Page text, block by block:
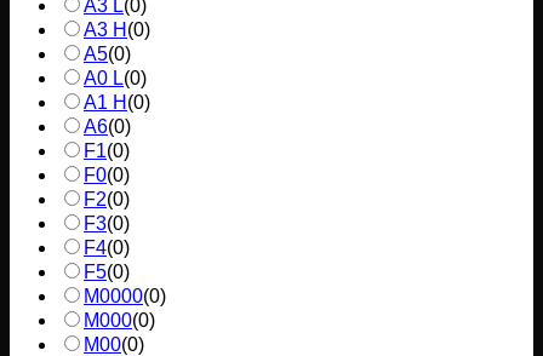
A3 L(0)
A3 H (0)
A5(0)
A0 L(0)
A1 H (0)
A6(0)
F1(0)
F0(0)
F2(0)
F3(0)
F4(0)
F5(0)
M0000(0)
M000(0)
M00(0)